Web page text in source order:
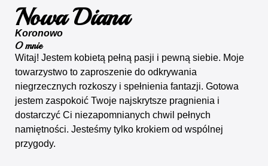
Nowa Diana
Koronowo
O mnie
Witaj! Jestem kobietą pełną pasji i pewną siebie. Moje
towarzystwo to zaproszenie do odkrywania
niegrzecznych rozkoszy i spełnienia fantazji. Gotowa
jestem zaspokoić Twoje najskrytsze pragnienia i
dostarczyć Ci niezapomnianych chwil pełnych
namiętności. Jesteśmy tylko krokiem od wspólnej
przygody.